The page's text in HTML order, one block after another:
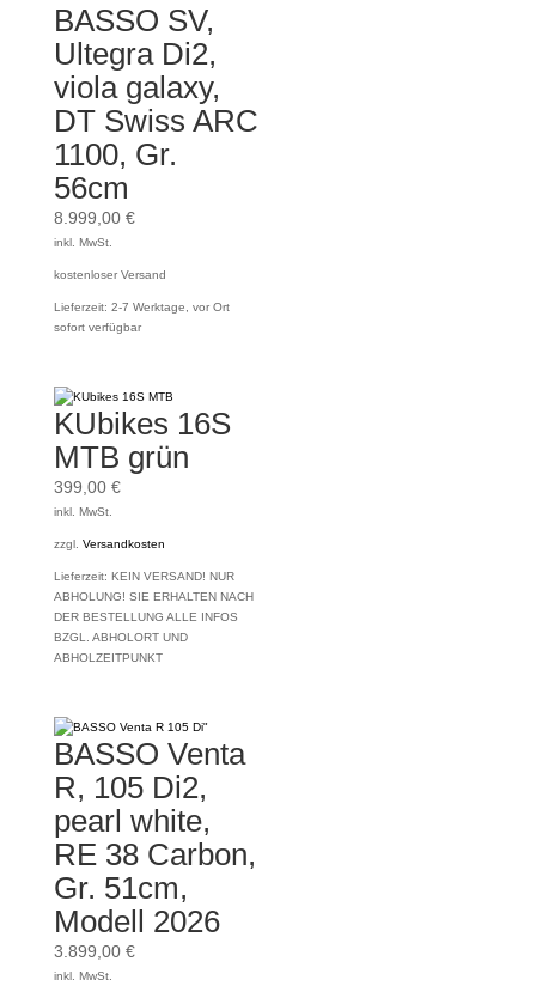
BASSO SV,
Ultegra Di2,
viola galaxy,
DT Swiss ARC
1100, Gr.
56cm
8.999,00 €
inkl. MwSt.
kostenloser Versand
Lieferzeit: 2-7 Werktage, vor Ort
sofort verfügbar
KUbikes 16S
MTB grün
399,00 €
inkl. MwSt.
zzgl. Versandkosten
Lieferzeit: KEIN VERSAND! NUR
ABHOLUNG! SIE ERHALTEN NACH
DER BESTELLUNG ALLE INFOS
BZGL. ABHOLORT UND
ABHOLZEITPUNKT
BASSO Venta
R, 105 Di2,
pearl white,
RE 38 Carbon,
Gr. 51cm,
Modell 2026
3.899,00 €
inkl. MwSt.